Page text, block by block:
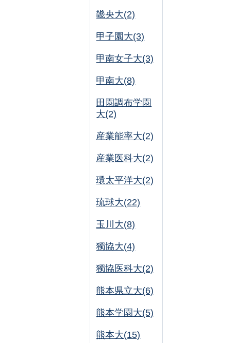
畿央大(2)
甲子園大(3)
甲南女子大(3)
甲南大(8)
田園調布学園
大(2)
産業能率大(2)
産業医科大(2)
環太平洋大(2)
琉球大(22)
玉川大(8)
獨協大(4)
獨協医科大(2)
熊本県立大(6)
熊本学園大(5)
熊本大(15)